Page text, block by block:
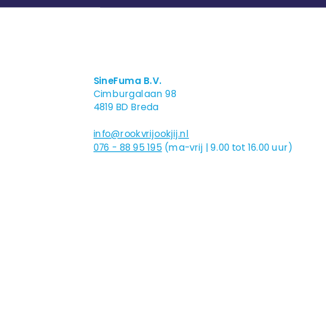
SineFuma B.V.
Cimburgalaan 98
4819 BD Breda
info@rookvrijookjij.nl
076 - 88 95 195 (ma-vrij | 9.00 tot 16.00 uur)